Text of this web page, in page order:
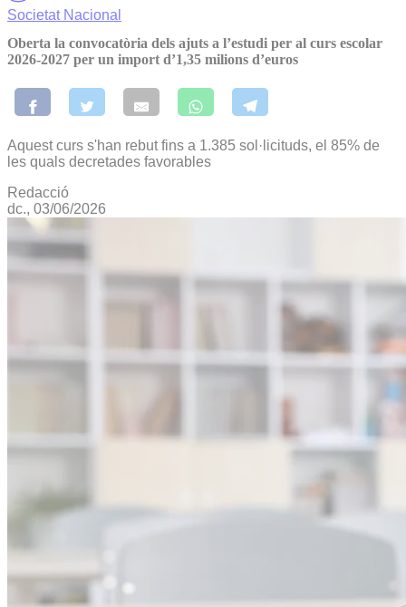
Societat Nacional
Oberta la convocatòria dels ajuts a l’estudi per al curs escolar
2026-2027 per un import d’1,35 milions d’euros
Aquest curs s'han rebut fins a 1.385 sol·licituds, el 85% de
les quals decretades favorables
Redacció
dc., 03/06/2026